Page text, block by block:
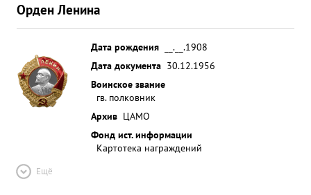
Орден Ленина
Дата рождения
__.__.1908
Дата документа 30.12.1956
Воинское звание
гв. полковник
Архив ЦАМО
Фонд ист. информации
Картотека награждений
Ещё